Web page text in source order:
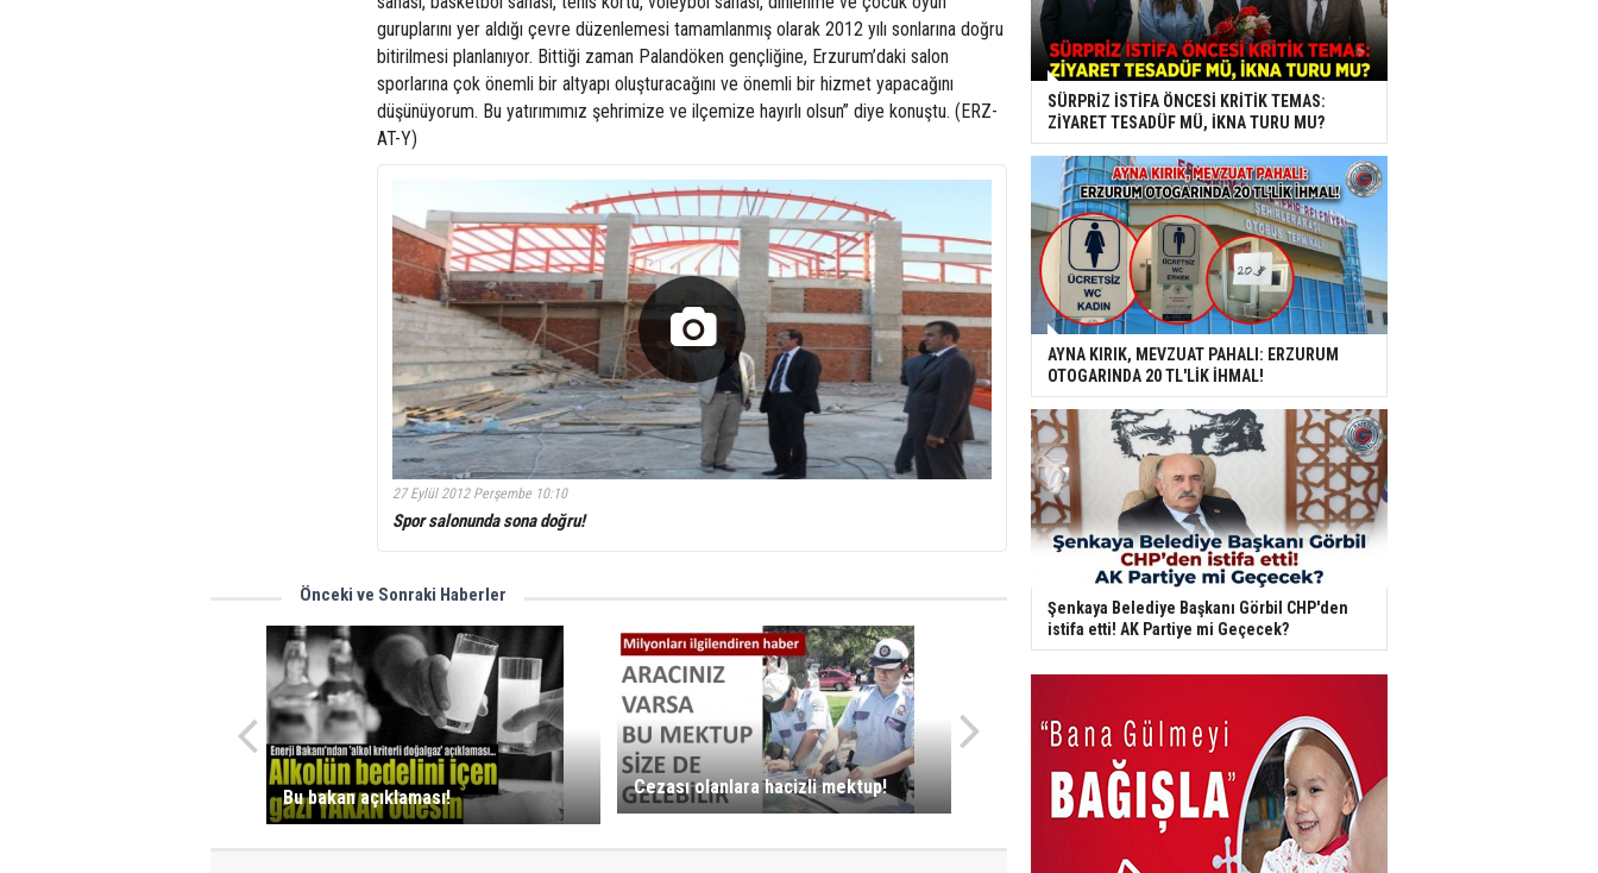
guruplarını yer aldığı çevre düzenlemesi tamamlanmış olarak 2012 yılı sonlarına doğru
bitirilmesi planlanıyor. Bittiği zaman Palandöken gençliğine, Erzurum’daki salon
sporlarına çok önemli bir altyapı oluşturacağını ve önemli bir hizmet yapacağını
düşünüyorum. Bu yatırımımız şehrimize ve ilçemize hayırlı olsun” diye konuştu. (ERZ-
AT-Y)
27 Eylül 2012 Perşembe 10:10
Spor salonunda sona doğru!
Önceki ve Sonraki Haberler
Bu bakan açıklaması! Cezası olanlara hacizli mektup!
SÜRPRİZ İSTİFA ÖNCESİ KRİTİK TEMAS:
ZİYARET TESADÜF MÜ, İKNA TURU MU?
AYNA KIRIK, MEVZUAT PAHALI: ERZURUM
OTOGARINDA 20 TL'LİK İHMAL!
Şenkaya Belediye Başkanı Görbil CHP'den
istifa etti! AK Partiye mi Geçecek?